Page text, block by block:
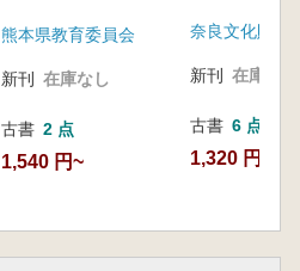
熊本県教育委員会
新刊 在庫なし
古書 2 点
1,540 円~
奈良文化財研
新刊 在庫なし
古書 6 点
1,320 円~